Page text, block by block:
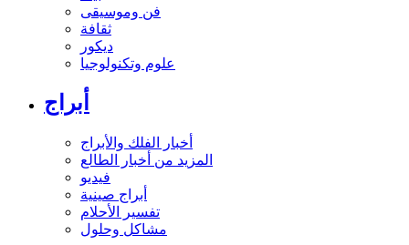
فن وموسيقى
ثقافة
ديكور
علوم وتكنولوجيا
أبراج
أخبار الفلك والأبراج
المزيد من أخبار الطالع
فيديو
أبراج صينية
تفسير الأحلام
مشاكل وحلول